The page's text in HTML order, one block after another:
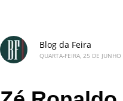
Blog da Feira
QUARTA-FEIRA, 25 DE